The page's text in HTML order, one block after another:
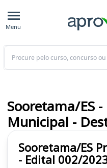
Menu
Buscar
Sooretama/ES
- Edital 002/
Sooretama/ES
Municipal -